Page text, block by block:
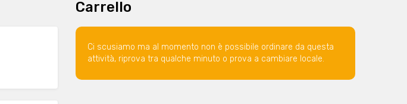
Carrello
Ci scusiamo ma al momento non è possibile ordinare da questa
attività, riprova tra qualche minuto o prova a cambiare locale.